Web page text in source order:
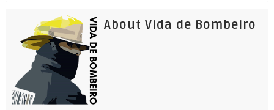
About Vida de Bombeiro